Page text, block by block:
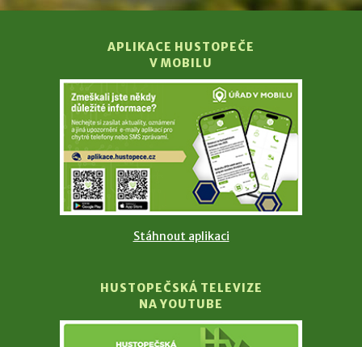
APLIKACE HUSTOPEČE
V MOBILU
Stáhnout aplikaci
HUSTOPEČSKÁ TELEVIZE
NA YOUTUBE